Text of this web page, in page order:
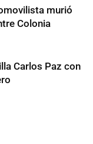
murió
Colonia
Carlos Paz con